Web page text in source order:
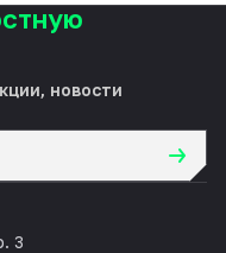
новости
3